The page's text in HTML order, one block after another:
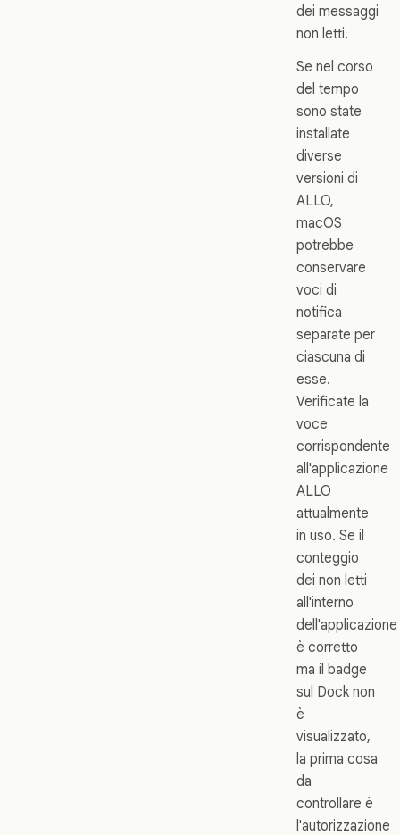
dei messaggi
non letti.
Se nel corso
del tempo
sono state
installate
diverse
versioni di
ALLO,
macOS
potrebbe
conservare
voci di
notifica
separate per
ciascuna di
esse.
Verificate la
voce
corrispondente
all'applicazione
ALLO
attualmente
in uso. Se il
conteggio
dei non letti
all'interno
dell'applicazione
è corretto
ma il badge
sul Dock non
è
visualizzato,
la prima cosa
da
controllare è
l'autorizzazione